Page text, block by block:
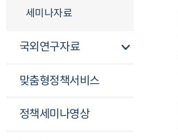
세미나자료
국외연구자료
맞춤형정책서비스
정책세미나영상